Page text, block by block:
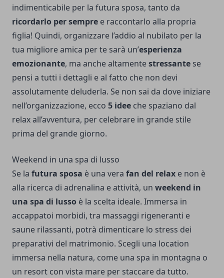
indimenticabile per la futura sposa, tanto da
ricordarlo per sempre e raccontarlo alla propria
figlia! Quindi, organizzare l’addio al nubilato per la
tua migliore amica per te sarà un’esperienza
emozionante, ma anche altamentestressante se
pensi a tutti i dettagli e al fatto che non devi
assolutamente deluderla. Se non sai da dove iniziare
nell’organizzazione, ecco 5 idee che spaziano dal
relax all’avventura, per celebrare in grande stile
prima del grande giorno.
Weekend in una spa di lusso
Se la futura sposa è una vera fan del relax e non è
alla ricerca di adrenalina e attività, un weekend in
una spa di lusso è la scelta ideale. Immersa in
accappatoi morbidi, tra massaggi rigeneranti e
saune rilassanti, potrà dimenticare lo stress dei
preparativi del matrimonio. Scegli una location
immersa nella natura, come una spa in montagna o
un resort con vista mare per staccare da tutto.